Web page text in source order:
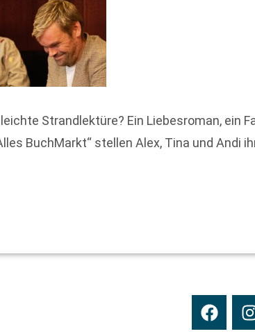
Strandlektüre? Ein Liebesroman, ein
BuchMarkt“ stellen Alex, Tina und Andi